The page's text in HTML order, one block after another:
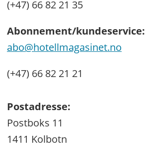
(+47) 66 82 21 35
Abonnement/kundeservice:
abo@hotellmagasinet.no
(+47) 66 82 21 21
Postadresse:
Postboks 11
1411 Kolbotn